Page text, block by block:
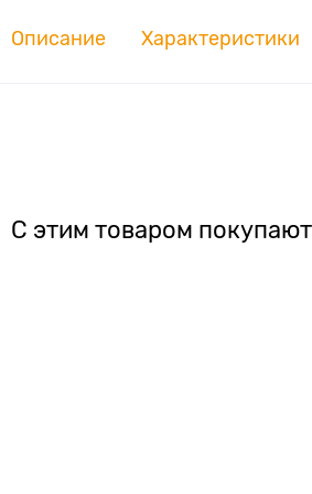
Описание Характеристики
С этим товаром покупают